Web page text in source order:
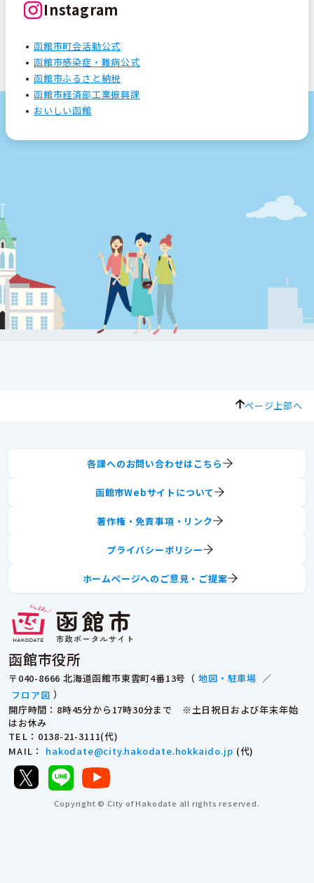
Instagram
函館市町会活動公式
函館市感染症・難病公式
函館市ふるさと納税
函館市経済部工業振興課
おいしい函館
ページ上部へ
函館市役所
〒040-8666 北海道函館市東雲町4番13号（ 地図・駐車場 ／
フロア図 ）
開庁時間：8時45分から17時30分まで ※土日祝日および年末年始
はお休み
TEL ：0138-21-3111(代)
MAIL ： hakodate@city.hakodate.hokkaido.jp (代)
各課へのお問い合わせはこちら
函館市Webサイトについて
著作権・免責事項・リンク
プライバシーポリシー
ホームページへのご意見・ご提案
Copyright © City of Hakodate all rights reserved.